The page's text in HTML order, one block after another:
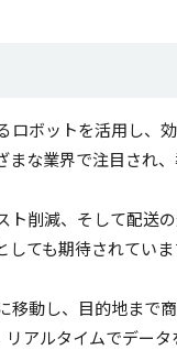
ロボットを活用し、
な業界で注目され、
ト削減、そして配送
ても期待されていま
動し、目的地まで商
アルタイムでデー